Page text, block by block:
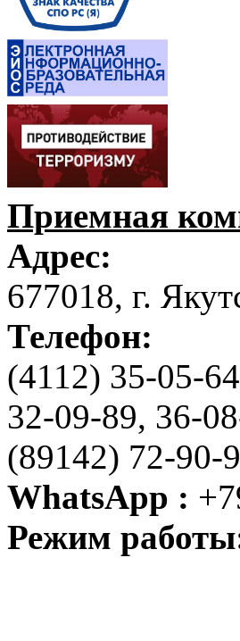
Приемная
Адрес:
677018, г.
Телефон:
(4112) 35-05-
32-09-89, 36-
(89142) 72-90-
WhatsApp :
Режим